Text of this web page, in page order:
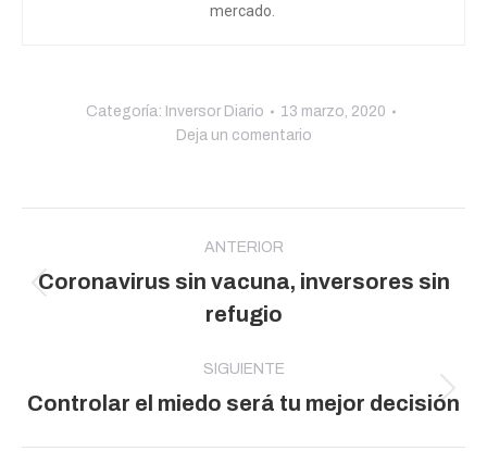
mercado.
Categoría: Inversor Diario
13 marzo, 2020
Deja un comentario
publicaciones
ANTERIOR
Publicación
anterior:
Coronavirus sin vacuna, inversores sin
refugio
SIGUIENTE
Publicación
Controlar el miedo será tu mejor decisión